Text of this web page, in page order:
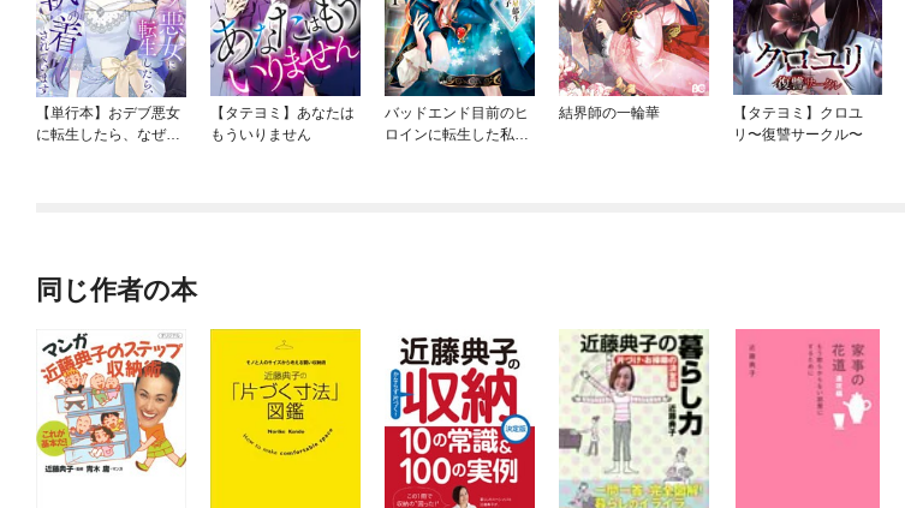
【単行本】おデブ悪女
に転生したら、なぜか
【タテヨミ】あなたは
もういりません
バッドエンド目前のヒ
ロインに転生した私、
結界師の一輪華
【タテヨミ】クロユ
リ〜復讐サークル〜
同じ作者の本